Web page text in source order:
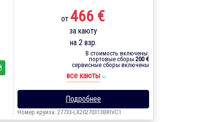
от466 €
за каюту
на 2 взр.
В стоимость включены:
портовые сборы 200 €
сервисные сборы включены
все каюты
Подробнее
Номер круиза: 27733-LX20270313BRIVC1